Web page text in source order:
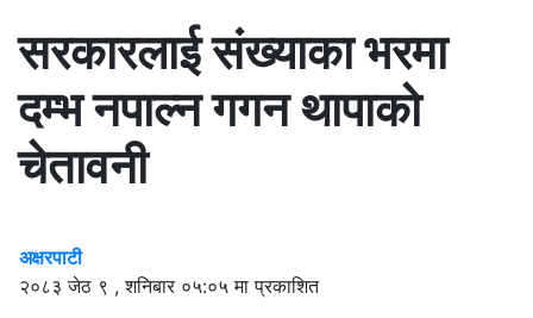
सरकारलाई संख्याका भरमा
दम्भ नपाल्न गगन थापाको
चेतावनी
अक्षरपाटी
२०८३ जेठ ९ , शनिबार ०५:०५ मा प्रकाशित